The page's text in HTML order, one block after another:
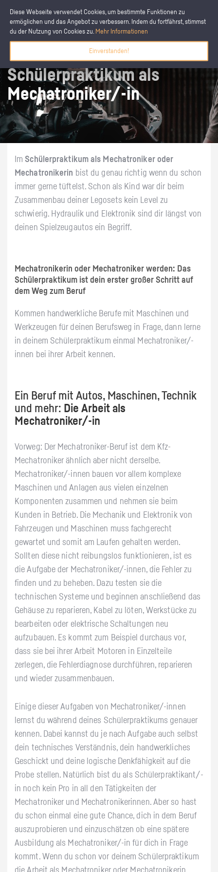
Diese Webseite verwendet Cookies, um bestimmte Funktionen zu
ermöglichen und das Angebot zu verbessern. Indem du fortfährst, stimmst
du der Nutzung von Cookies zu. Mehr Informationen
Einverstanden!
Schülerpraktikum als
Mechatroniker/-in
ImSchülerpraktikum als Mechatroniker oder
Mechatronikerin bist du genau richtig wenn du schon
immer gerne tüftelst. Schon als Kind war dir beim
Zusammenbau deiner Legosets kein Level zu
schwierig. Hydraulik und Elektronik sind dir längst von
deinen Spielzeugautos ein Begriff.
Mechatronikerin oder Mechatroniker werden: Das
Schülerpraktikum ist dein erster großer Schritt auf
dem Weg zum Beruf
Kommen handwerkliche Berufe mit Maschinen und
Werkzeugen für deinen Berufsweg in Frage, dann lerne
in deinem Schülerpraktikum einmal Mechatroniker/-
innen bei ihrer Arbeit kennen.
Ein Beruf mit Autos, Maschinen, Technik
und mehr: Die Arbeit als
Mechatroniker/-in
Vorweg: Der Mechatroniker-Beruf ist dem Kfz-
Mechatroniker ähnlich aber nicht derselbe.
Mechatroniker/-innen bauen vor allem komplexe
Maschinen und Anlagen aus vielen einzelnen
Komponenten zusammen und nehmen sie beim
Kunden in Betrieb. Die Mechanik und Elektronik von
Fahrzeugen und Maschinen muss fachgerecht
gewartet und somit am Laufen gehalten werden.
Sollten diese nicht reibungslos funktionieren, ist es
die Aufgabe der Mechatroniker/-innen, die Fehler zu
finden und zu beheben. Dazu testen sie die
technischen Systeme und beginnen anschließend das
Gehäuse zu reparieren, Kabel zu löten, Werkstücke zu
bearbeiten oder elektrische Schaltungen neu
aufzubauen. Es kommt zum Beispiel durchaus vor,
dass sie bei ihrer Arbeit Motoren in Einzelteile
zerlegen, die Fehlerdiagnose durchführen, reparieren
und wieder zusammenbauen.
Einige dieser Aufgaben von Mechatroniker/-innen
lernst du während deines Schülerpraktikums genauer
kennen. Dabei kannst du je nach Aufgabe auch selbst
dein technisches Verständnis, dein handwerkliches
Geschickt und deine logische Denkfähigkeit auf die
Probe stellen. Natürlich bist du als Schülerpraktikant/-
in noch kein Pro in all den Tätigkeiten der
Mechatroniker und Mechatronikerinnen. Aber so hast
du schon einmal eine gute Chance, dich in dem Beruf
auszuprobieren und einzuschätzen ob eine spätere
Ausbildung als Mechatroniker/-in für dich in Frage
kommt. Wenn du schon vor deinem Schülerpraktikum